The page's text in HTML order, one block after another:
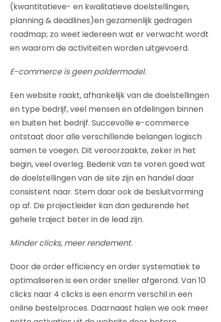
(kwantitatieve- en kwalitatieve doelstellingen,
planning & deadlines)en gezamenlijk gedragen
roadmap; zo weet iedereen wat er verwacht wordt
en waarom de activiteiten worden uitgevoerd.
E-commerce is geen poldermodel.
Een website raakt, afhankelijk van de doelstellingen
en type bedrijf, veel mensen en afdelingen binnen
en buiten het bedrijf. Succevolle e-commerce
ontstaat door alle verschillende belangen logisch
samen te voegen. Dit veroorzaakte, zeker in het
begin, veel overleg. Bedenk van te voren goed wat
de doelstellingen van de site zijn en handel daar
consistent naar. Stem daar ook de besluitvorming
op af. De projectleider kan dan gedurende het
gehele traject beter in de lead zijn.
Minder clicks, meer rendement.
Door de order efficiency en order systematiek te
optimaliseren is een order sneller afgerond. Van 10
clicks naar 4 clicks is een enorm verschil in een
online bestelproces. Daarnaast halen we ook meer